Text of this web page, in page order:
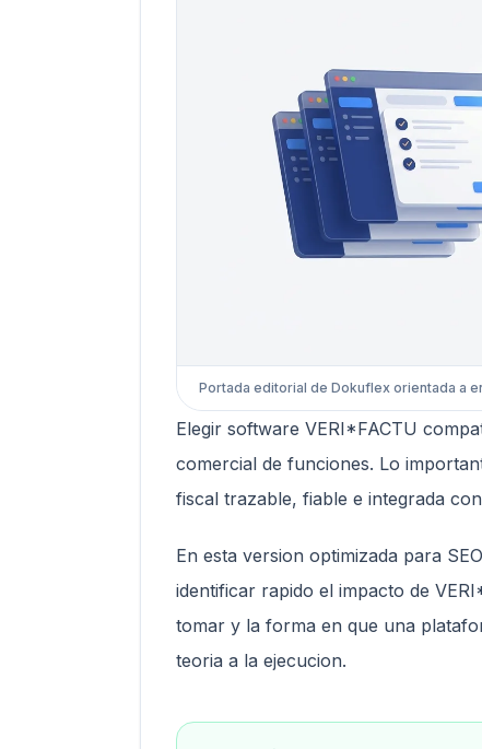
Portada editorial de Dokuflex orientada a
Elegir software VERI*FACTU
comercial de funciones. Lo
fiscal trazable, fiable e integrada
En esta version optimizada para
identificar rapido el impacto de
tomar y la forma en que una
teoria a la ejecucion.